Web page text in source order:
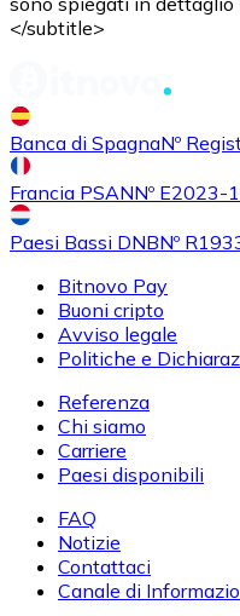
</subtitle>
Banca di SpagnaNº
Francia PSANNº E2023-
Paesi Bassi DNBNº
Bitnovo Pay
Buoni cripto
Avviso legale
Politiche e
Referenza
Chi siamo
Carriere
Paesi disponibili
FAQ
Notizie
Contattaci
Canale di